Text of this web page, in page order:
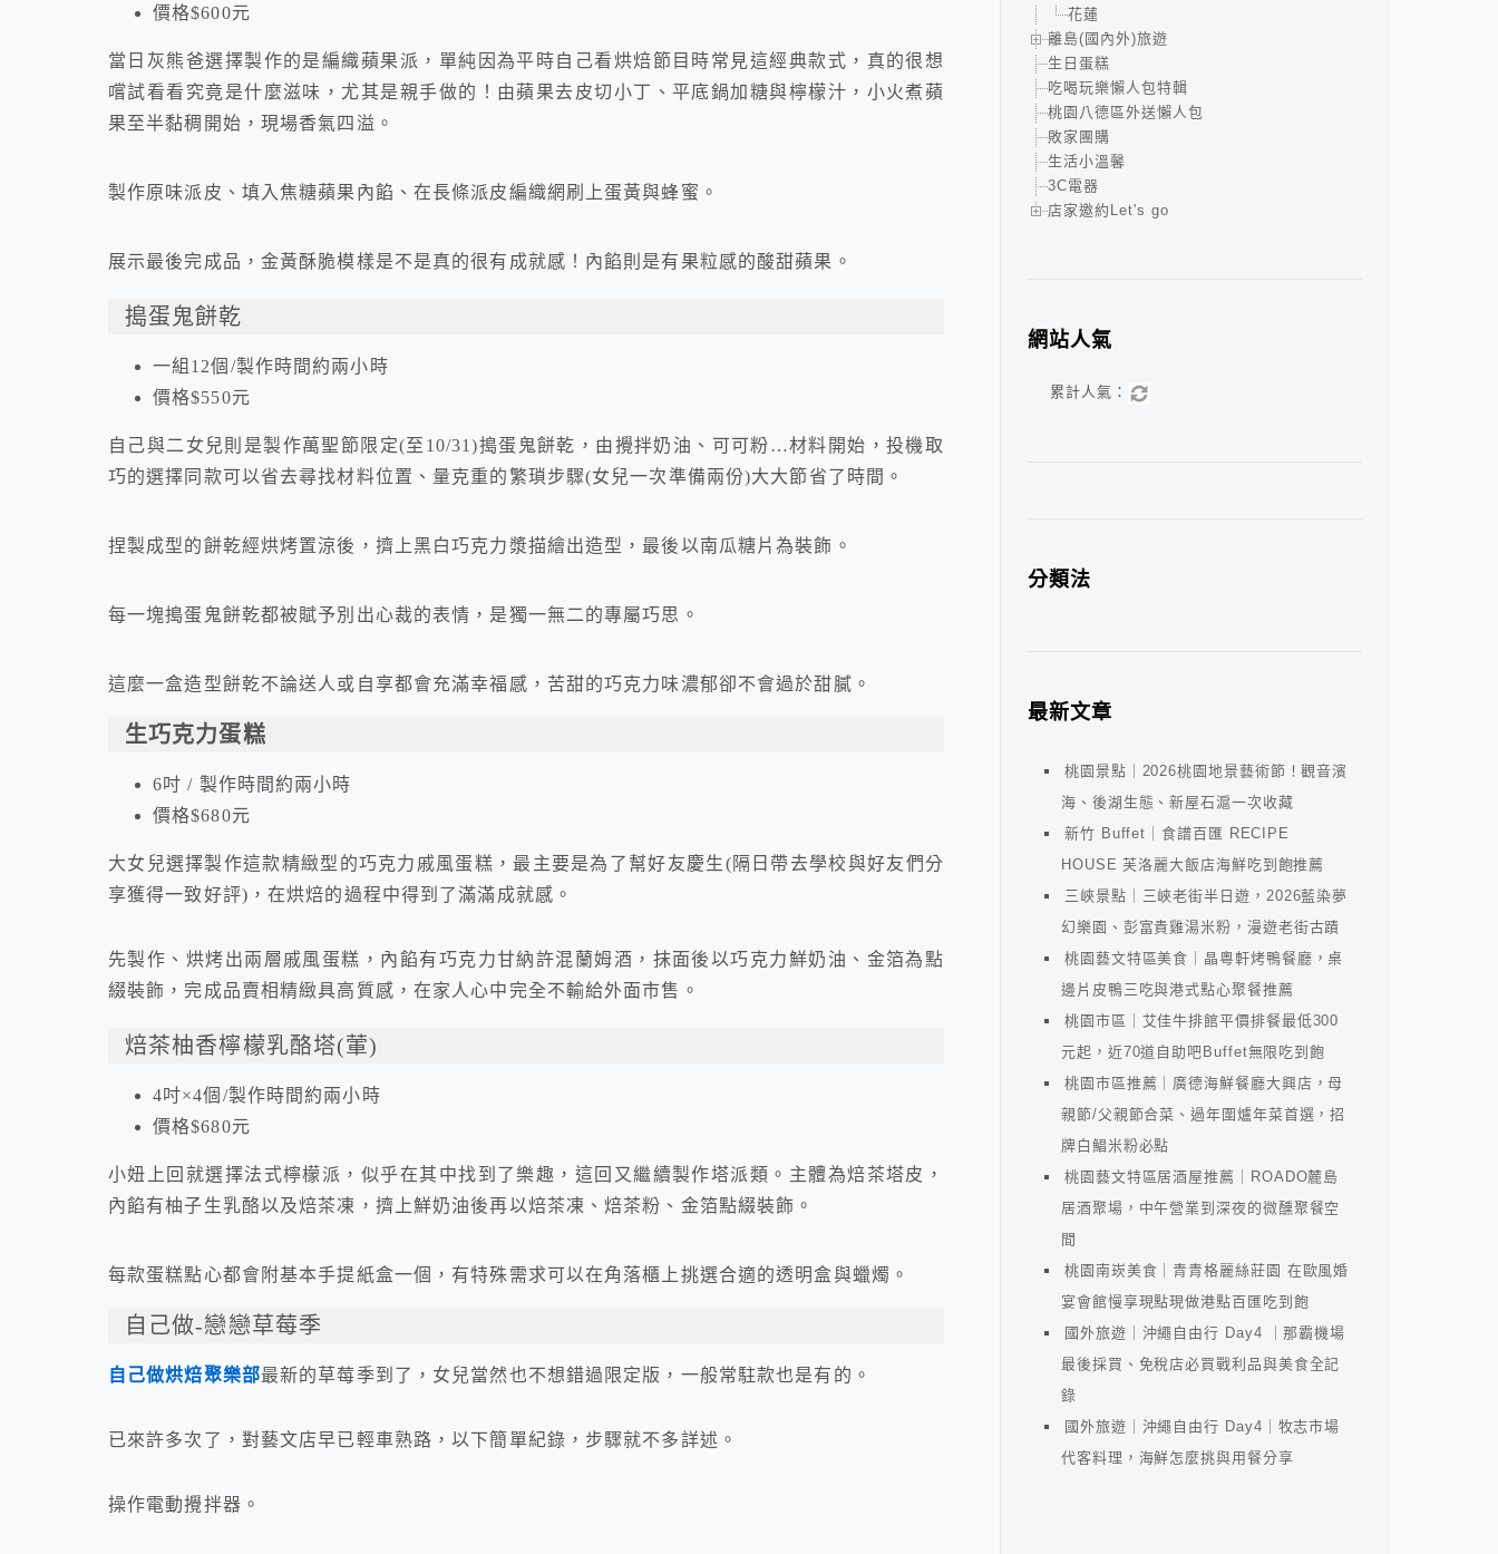
價格$600元
當日灰熊爸選擇製作的是編織蘋果派，單純因為平時自己看烘焙節目時常見這經典款式，真的很想
嚐試看看究竟是什麼滋味，尤其是親手做的！由蘋果去皮切小丁、平底鍋加糖與檸檬汁，小火煮蘋
果至半黏稠開始，現場香氣四溢。
製作原味派皮、填入焦糖蘋果內餡、在長條派皮編織網刷上蛋黃與蜂蜜。
展示最後完成品，金黃酥脆模樣是不是真的很有成就感！內餡則是有果粒感的酸甜蘋果。
搗蛋鬼餅乾
一組12個/製作時間約兩小時
價格$550元
自己與二女兒則是製作萬聖節限定(至10/31)搗蛋鬼餅乾，由攪拌奶油、可可粉…材料開始，投機取
巧的選擇同款可以省去尋找材料位置、量克重的繁瑣步驟(女兒一次準備兩份)大大節省了時間。
捏製成型的餅乾經烘烤置涼後，擠上黑白巧克力漿描繪出造型，最後以南瓜糖片為裝飾。
每一塊搗蛋鬼餅乾都被賦予別出心裁的表情，是獨一無二的專屬巧思。
這麼一盒造型餅乾不論送人或自享都會充滿幸福感，苦甜的巧克力味濃郁卻不會過於甜膩。
生巧克力蛋糕
6吋 / 製作時間約兩小時
價格$680元
大女兒選擇製作這款精緻型的巧克力戚風蛋糕，最主要是為了幫好友慶生(隔日帶去學校與好友們分
享獲得一致好評)，在烘焙的過程中得到了滿滿成就感。
先製作、烘烤出兩層戚風蛋糕，內餡有巧克力甘納許混蘭姆酒，抹面後以巧克力鮮奶油、金箔為點
綴裝飾，完成品賣相精緻具高質感，在家人心中完全不輸給外面市售。
焙茶柚香檸檬乳酪塔(葷)
4吋×4個/製作時間約兩小時
價格$680元
小妞上回就選擇法式檸檬派，似乎在其中找到了樂趣，這回又繼續製作塔派類。主體為焙茶塔皮，
內餡有柚子生乳酪以及焙茶凍，擠上鮮奶油後再以焙茶凍、焙茶粉、金箔點綴裝飾。
每款蛋糕點心都會附基本手提紙盒一個，有特殊需求可以在角落櫃上挑選合適的透明盒與蠟燭。
自己做-戀戀草莓季
自己做烘焙聚樂部最新的草莓季到了，女兒當然也不想錯過限定版，一般常駐款也是有的。
已來許多次了，對藝文店早已輕車熟路，以下簡單紀錄，步驟就不多詳述。
操作電動攪拌器。
花蓮
離島(國內外)旅遊
生日蛋糕
吃喝玩樂懶人包特輯
桃園八德區外送懶人包
敗家團購
生活小溫馨
3C電器
店家邀約Let's go
網站人氣
累計人氣：
分類法
最新文章
桃園景點｜2026桃園地景藝術節！觀音濱
海、後湖生態、新屋石滬一次收藏
新竹 Buffet｜食譜百匯 RECIPE
HOUSE 芙洛麗大飯店海鮮吃到飽推薦
三峽景點｜三峽老街半日遊，2026藍染夢
幻樂園、彭富貴雞湯米粉，漫遊老街古蹟
桃園藝文特區美食｜晶粵軒烤鴨餐廳，桌
邊片皮鴨三吃與港式點心聚餐推薦
桃園市區｜艾佳牛排館平價排餐最低300
元起，近70道自助吧Buffet無限吃到飽
桃園市區推薦｜廣德海鮮餐廳大興店，母
親節/父親節合菜、過年圍爐年菜首選，招
牌白鯧米粉必點
桃園藝文特區居酒屋推薦｜ROADO麓島
居酒聚場，中午營業到深夜的微醺聚餐空
間
桃園南崁美食｜青青格麗絲莊園 在歐風婚
宴會館慢享現點現做港點百匯吃到飽
國外旅遊｜沖繩自由行 Day4 ｜那霸機場
最後採買、免稅店必買戰利品與美食全記
錄
國外旅遊｜沖繩自由行 Day4｜牧志市場
代客料理，海鮮怎麼挑與用餐分享